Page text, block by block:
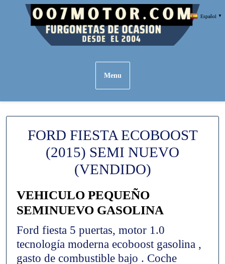
Menu
FORD FIESTA ECOBOOST
(2015) SEMI NUEVO
(VENDIDO)
VEHICULO PEQUEÑO
SEMINUEVO GASOLINA
Ford fiesta 5 puertas, motor 1.0
tecnología moderna ecoboost gasolina ,
gasto de combustible bajo . Coche
Español ▼